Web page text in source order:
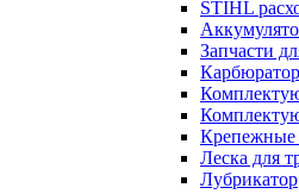
STIHL
Запчасти
Крепежные
Леска для
Лубрикатор